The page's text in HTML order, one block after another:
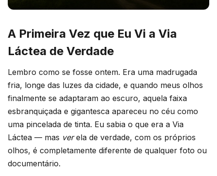
A Primeira Vez que Eu Vi a Via
Láctea de Verdade
Lembro como se fosse ontem. Era uma madrugada
fria, longe das luzes da cidade, e quando meus olhos
finalmente se adaptaram ao escuro, aquela faixa
esbranquiçada e gigantesca apareceu no céu como
uma pincelada de tinta. Eu sabia o que era a Via
Láctea — mas verela de verdade, com os próprios
olhos, é completamente diferente de qualquer foto ou
documentário.